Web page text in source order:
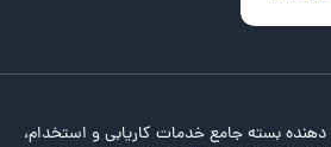
دهنده بسته جامع خدمات کاریابی و استخدام،